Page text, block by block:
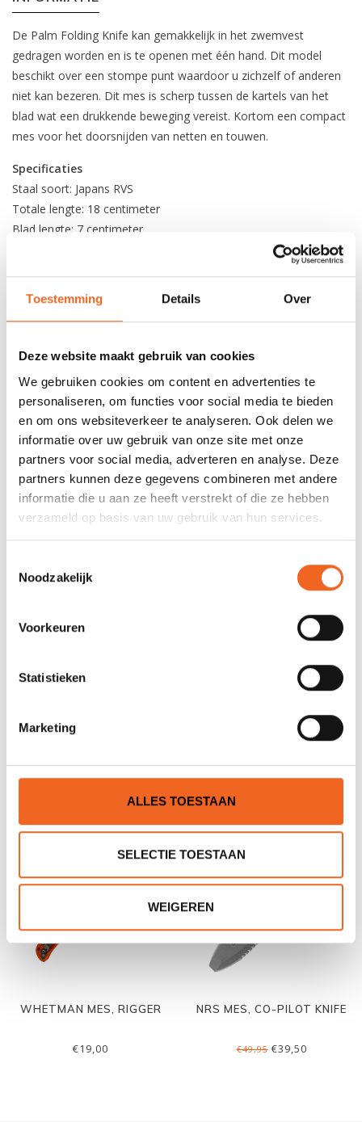
Toestemming Details Over
Deze website maakt gebruik van cookies
We gebruiken cookies om content en advertenties te
personaliseren, om functies voor social media te bieden
en om ons websiteverkeer te analyseren. Ook delen we
informatie over uw gebruik van onze site met onze
partners voor social media, adverteren en analyse. Deze
partners kunnen deze gegevens combineren met andere
informatie die u aan ze heeft verstrekt of die ze hebben
verzameld op basis van uw gebruik van hun services.
Noodzakelijk
Voorkeuren
Statistieken
Marketing
ALLES TOESTAAN
SELECTIE TOESTAAN
WEIGEREN
De Palm Folding Knife kan gemakkelijk in het zwemvest
gedragen worden en is te openen met één hand. Dit model
beschikt over een stompe punt waardoor u zichzelf of anderen
niet kan bezeren. Dit mes is scherp tussen de kartels van het
blad wat een drukkende beweging vereist. Kortom een compact
mes voor het doorsnijden van netten en touwen.
Specificaties
Staal soort: Japans RVS
Totale lengte: 18 centimeter
Blad lengte: 7 centimeter
REVIEWS
Nog niet gewaardeerd
0 sterren op basis van 0 beoordelingen
JE BEOORDELING TOEVOEGEN
GERELATEERDE PRODUCTEN
PEAK PS MES, FOLDING
KAJAK.NL NOOD FLUITJE
WHETMAN MES, RIGGER
€19,00
NRS MES, CO-PILOT KNIFE
€49,95€39,50